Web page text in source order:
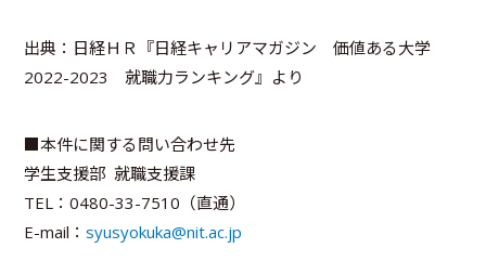
出典：日経ＨＲ『日経キャリアマガジン 価値ある大学
2022-2023 就職力ランキング』より
■本件に関する問い合わせ先
学生支援部 就職支援課
TEL：0480-33-7510（直通）
E-mail： syusyokuka@nit.ac.jp